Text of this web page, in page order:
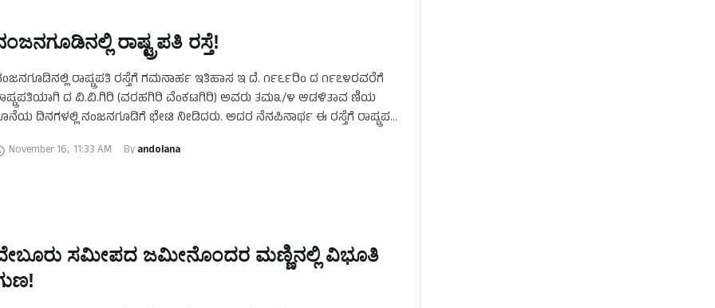
ರಾಷ್ಟ್ರಪತಿ ರಸ್ತೆ!
ರಾಷ್ಟ್ರಪತಿ ರಸ್ತೆಗೆ ಗಮನಾರ್ಹ ಇತಿಹಾಸ ಇ ದೆ. ೧೯೬೯ರಿಂ ದ ೧೯೭೪ರವರೆಗೆ
ದ ವಿ.ವಿ.ಗಿರಿ (ವರಹಗಿರಿ ವೆಂಕಟಗಿರಿ) ಅವರು ತಮ೩/೪ ಆಡಳಿತಾವ ಣಿಯ
ದಿನಗಳಲ್ಲಿ ನಂಜನಗೂಡಿಗೆ ಭೇಟಿ ನೀಡಿದರು. ಅದರ ನೆನಪಿನಾರ್ಥ ಈ ರಸ್ತೆಗೆ ರಾಷ್ಟ್ರಪತಿ
November 16, 11:33 AM By andolana
ಸಮೀಪದ ಜಮೀನೊಂದರ ಮಣ್ಣಿನಲ್ಲಿ ವಿಭೂತಿ